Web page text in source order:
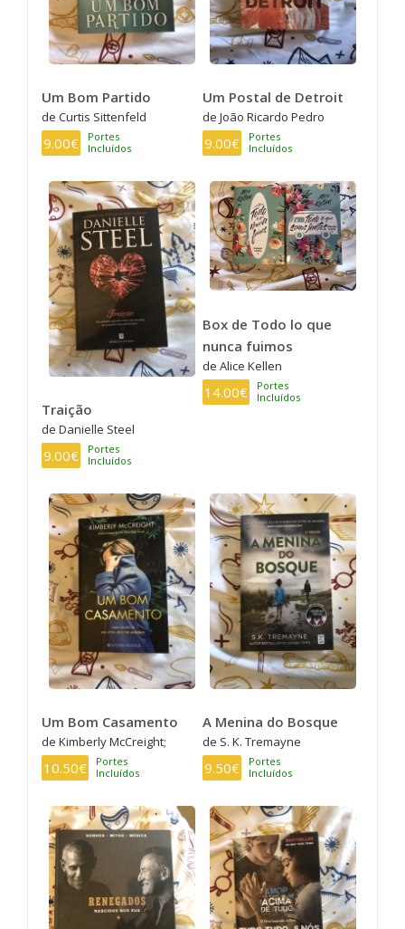
Um Bom Partido
de Curtis Sittenfeld
9.00€
Portes
Incluídos
Um Postal de Detroit
de João Ricardo Pedro
9.00€
Portes
Incluídos
Traição
de Danielle Steel
9.00€
Portes
Incluídos
Box de Todo lo que
nunca fuimos
de Alice Kellen
14.00€
Portes
Incluídos
Um Bom Casamento
de Kimberly McCreight;
10.50€
Portes
Incluídos
A Menina do Bosque
de S. K. Tremayne
9.50€
Portes
Incluídos